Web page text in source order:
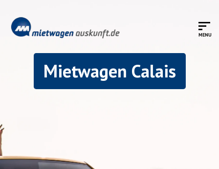
Mietwagen Calais